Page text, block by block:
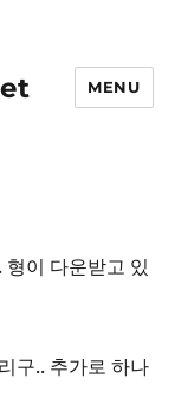
MENU
이 다운받고 있
구.. 추가로 하나